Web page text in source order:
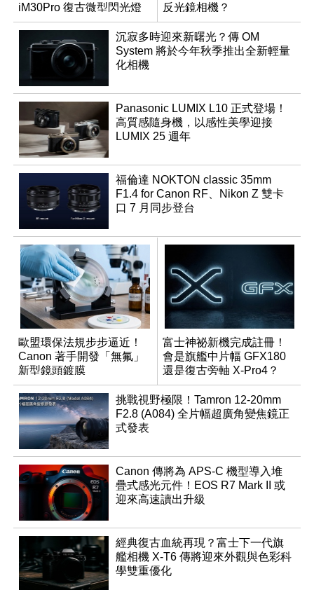
iM30Pro 復古微型閃光燈
反光鏡相機？
沉寂多時迎來新曙光？傳 OM
System 將於今年秋季推出全新輕量
化相機
Panasonic LUMIX L10 正式登場！
高質感隨身機，以感性美學迎接
LUMIX 25 週年
福倫達 NOKTON classic 35mm
F1.4 for Canon RF、Nikon Z 雙卡
口 7 月同步登台
歐盟環保法規步步逼近！
Canon 著手開發「無氟」
新型鏡頭鍍膜
富士神祕新機完成註冊！
會是旗艦中片幅 GFX180
還是復古旁軸 X-Pro4？
挑戰視野極限！Tamron 12-20mm
F2.8 (A084) 全片幅超廣角變焦鏡正
式發表
Canon 傳將為 APS-C 機型導入堆
疊式感光元件！EOS R7 Mark II 或
迎來高速讀出升級
經典復古血統再現？富士下一代旗
艦相機 X-T6 傳將迎來外觀與色彩科
學雙重優化